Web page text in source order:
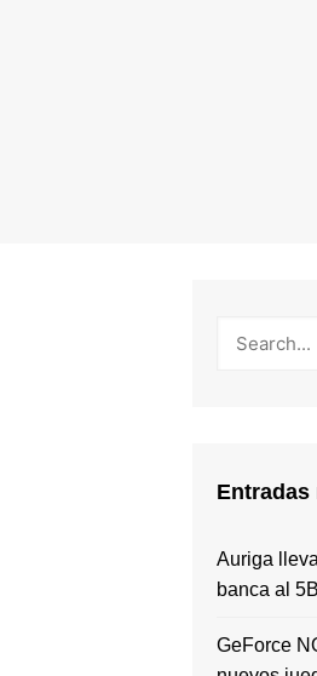
Entradas
Auriga
banca al
GeForce